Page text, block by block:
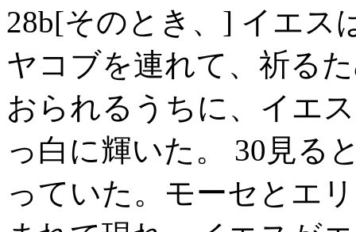
28b[そのとき、] イエス
ヤコブを連れて、祈る
おられるうちに、イエ
っ白に輝いた。 30見る
っていた。モーセとエ